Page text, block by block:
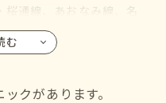
通線、あおなみ線、名
に乗り入れているので、
区・中村区・中区・昭
らも通院して頂けます
む
クがあります。